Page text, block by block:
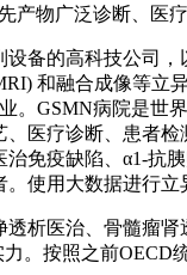
物广泛诊断、医
的高科技公司，
和融合成像等
。GSMN病院是
医疗诊断、患者
免疫缺陷、α1-抗
使用大数据进行立
医治、骨髓瘤肾
。按照之前